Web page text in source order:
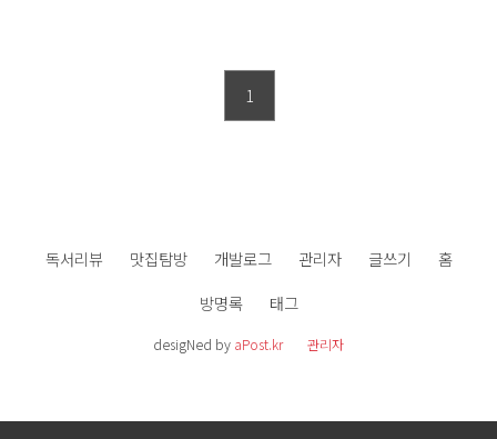
1
독서리뷰 맛집탐방 개발로그 관리자 글쓰기
홈
방명록
태그
desigNed by aPost.kr 관리자